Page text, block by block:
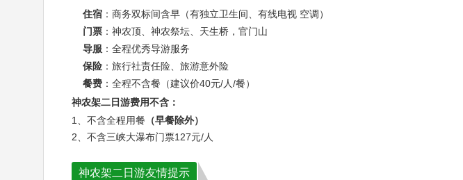
神农祭坛
住宿 ：商务双标间含早（有独立卫生间、有线电视 空调）
门票 ：神农顶、神农祭坛、天生桥，官门山
导服 ：全程优秀导游服务
保险 ：旅行社责任险、旅游意外险
餐费 ：全程不含餐（建议价40元/人/餐）
神农架二日游费用不含：
1、不含全程用餐 （早餐除外）
2、不含三峡大瀑布门票127元/人
神农架二日游友情提示